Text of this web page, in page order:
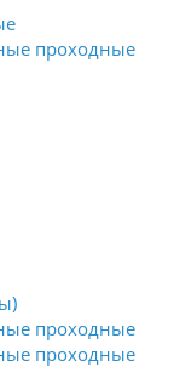
проходные
проходные
проходные